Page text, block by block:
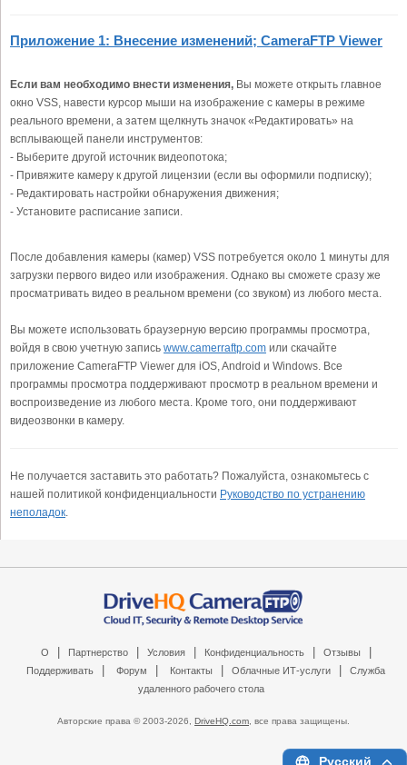
Приложение 1: Внесение изменений; CameraFTP Viewer
Если вам необходимо внести изменения, Вы можете открыть главное
окно VSS, навести курсор мыши на изображение с камеры в режиме
реального времени, а затем щелкнуть значок «Редактировать» на
всплывающей панели инструментов:
- Выберите другой источник видеопотока;
- Привяжите камеру к другой лицензии (если вы оформили подписку);
- Редактировать настройки обнаружения движения;
- Установите расписание записи.
После добавления камеры (камер) VSS потребуется около 1 минуты для
загрузки первого видео или изображения. Однако вы сможете сразу же
просматривать видео в реальном времени (со звуком) из любого места.
Вы можете использовать браузерную версию программы просмотра,
войдя в свою учетную запись www.camerraftp.com или скачайте
приложение CameraFTP Viewer для iOS, Android и Windows. Все
программы просмотра поддерживают просмотр в реальном времени и
воспроизведение из любого места. Кроме того, они поддерживают
видеозвонки в камеру.
Не получается заставить это работать? Пожалуйста, ознакомьтесь с
нашей политикой конфиденциальности Руководство по устранению
неполадок.
О | Партнерство | Условия | Конфиденциальность | Отзывы |
Поддерживать | Форум | Контакты | Облачные ИТ-услуги |
Служба
удаленного рабочего стола
Авторские права © 2003-2026, DriveHQ.com , все права защищены.
Русский